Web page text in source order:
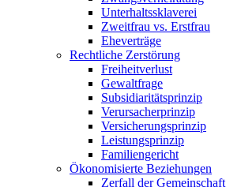
Unterhaltssklaverei
Zweitfrau vs. Erstfrau
Eheverträge
Rechtliche Zerstörung
Freiheitverlust
Gewaltfrage
Subsidiaritätsprinzip
Verursacherprinzip
Versicherungsprinzip
Leistungsprinzip
Familiengericht
Ökonomisierte Beziehungen
Zerfall der Gemeinschaft